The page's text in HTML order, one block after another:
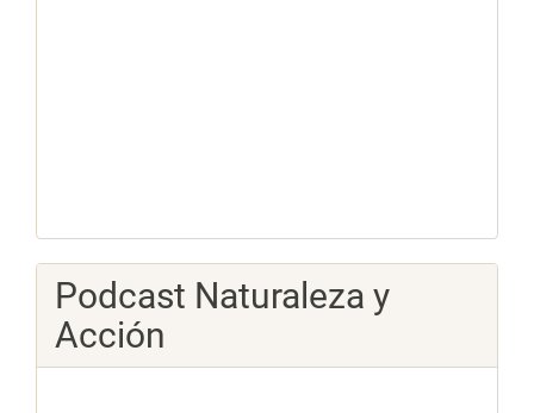
Podcast Naturaleza y
Acción